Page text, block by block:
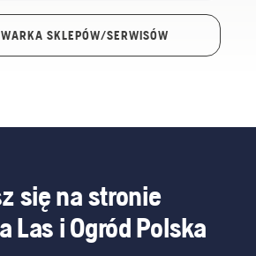
SKLEPÓW/SERWISÓW
się na stronie
Las i Ogród Polska